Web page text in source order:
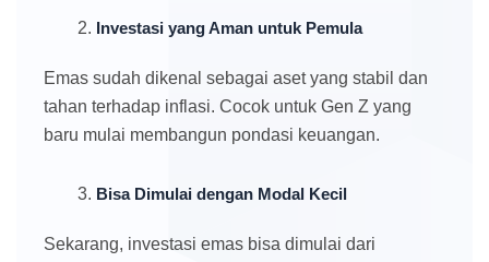
Investasi yang Aman untuk Pemula
Emas sudah dikenal sebagai aset yang stabil dan
tahan terhadap inflasi. Cocok untuk Gen Z yang
baru mulai membangun pondasi keuangan.
Bisa Dimulai dengan Modal Kecil
Sekarang, investasi emas bisa dimulai dari